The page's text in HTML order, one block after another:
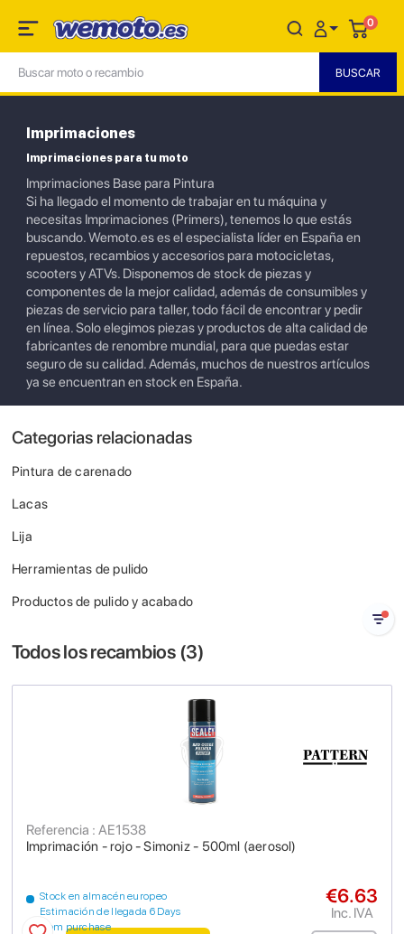
0
Imprimaciones
Imprimaciones para tu moto
Imprimaciones Base para Pintura
Si ha llegado el momento de trabajar en tu máquina y
necesitas Imprimaciones (Primers), tenemos lo que estás
buscando. Wemoto.es es el especialista líder en España en
repuestos, recambios y accesorios para motocicletas,
scooters y ATVs. Disponemos de stock de piezas y
componentes de la mejor calidad, además de consumibles y
piezas de servicio para taller, todo fácil de encontrar y pedir
en línea. Solo elegimos piezas y productos de alta calidad de
fabricantes de renombre mundial, para que puedas estar
seguro de su calidad. Además, muchos de nuestros artículos
ya se encuentran en stock en España.
Categorias relacionadas
Pintura de carenado
Lacas
Lija
Herramientas de pulido
Productos de pulido y acabado
Todos los recambios (3)
Imprimación - rojo - Simoniz - 500ml (aerosol)
Referencia : AE1538
Stock en almacén europeo
Estimación de llegada 6 Days
from purchase
€6.63
Inc. IVA